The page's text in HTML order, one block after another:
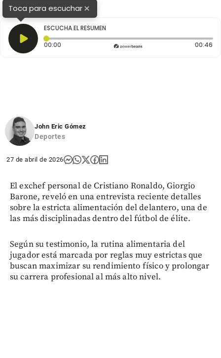
Toca para escuchar×
ESCUCHA EL RESUMEN
00:00 Tiempo transcurrido: 0 segundos 00:46
John Eric Gómez
Deportes
27 de abril de 2026
El exchef personal de Cristiano Ronaldo, Giorgio
Barone, reveló en una entrevista reciente detalles
sobre la estricta alimentación del delantero, una de
las más disciplinadas dentro del fútbol de élite.
Según su testimonio, la rutina alimentaria del
jugador está marcada por reglas muy estrictas que
buscan maximizar su rendimiento físico y prolongar
su carrera profesional al más alto nivel.